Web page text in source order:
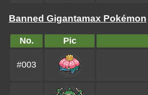
Banned Gigantamax Pokémon
No. Pic
#003